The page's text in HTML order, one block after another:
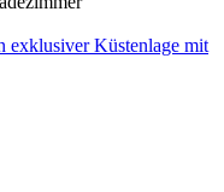
exklusiver Küstenlage mit